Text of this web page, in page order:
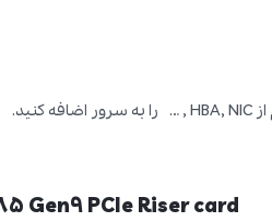
Gen9 PCIe Riser card